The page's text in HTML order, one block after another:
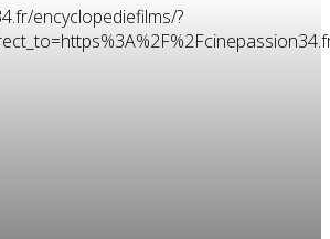
encyclopediefilms/?